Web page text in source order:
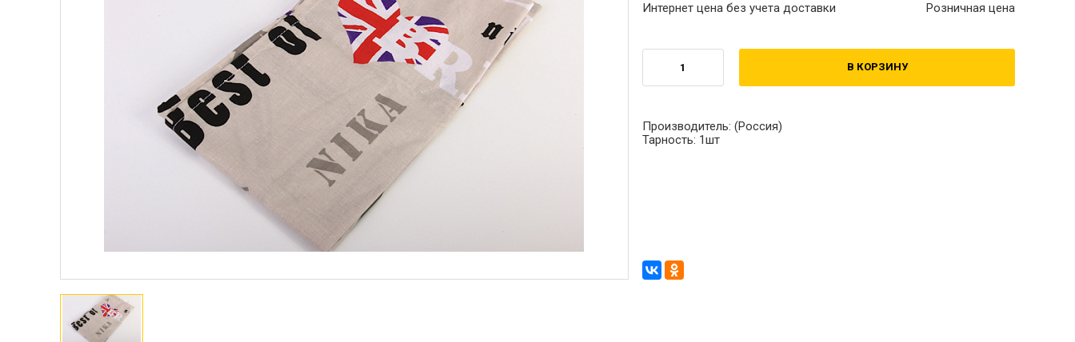
Интернет цена без учета доставки Розничная цена
В КОРЗИНУ
Производитель: (Россия)
Тарность: 1шт